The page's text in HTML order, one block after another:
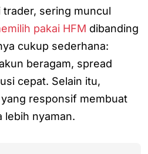
trader, sering muncul
pakai HFM dibanding
cukup sederhana:
beragam, spread
cepat. Selain itu,
responsif membuat
lebih nyaman.